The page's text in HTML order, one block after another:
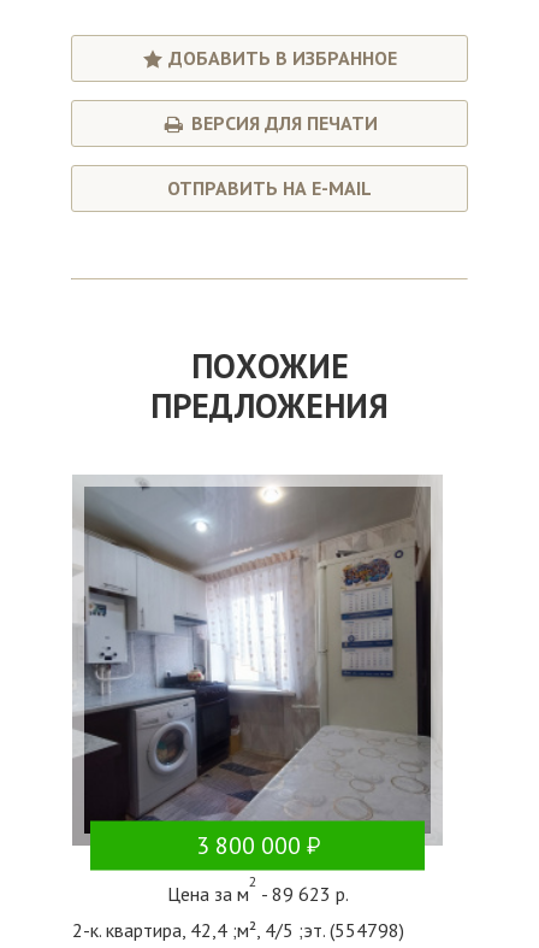
ДОБАВИТЬ В ИЗБРАННОЕ
ВЕРСИЯ ДЛЯ ПЕЧАТИ
ОТПРАВИТЬ НА E-MAIL
ПОХОЖИЕ
ПРЕДЛОЖЕНИЯ
3 800 000
Цена за м
2
- 89 623 р.
2-к. квартира, 42,4 ;м², 4/5 ;эт. (554798)